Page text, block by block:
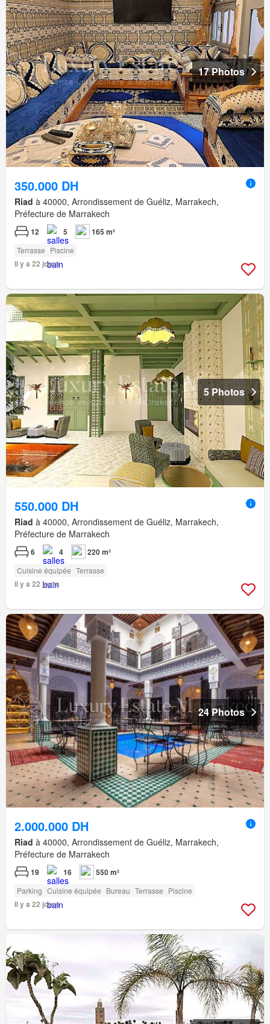
17 Photos
350.000 DH
Riad à 40000, Arrondissement de Guéliz, Marrakech,
Préfecture de Marrakech
12 5 165 m²
Terrasse Piscine
Il y a 22 jours
5 Photos
550.000 DH
Riad à 40000, Arrondissement de Guéliz, Marrakech,
Préfecture de Marrakech
6 4 220 m²
Cuisine équipée Terrasse
Il y a 22 jours
24 Photos
2.000.000 DH
Riad à 40000, Arrondissement de Guéliz, Marrakech,
Préfecture de Marrakech
19 16 550 m²
Parking Cuisine équipée Bureau Terrasse Piscine
Il y a 22 jours